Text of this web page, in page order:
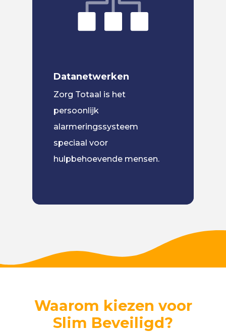
Datanetwerken
Zorg Totaal is het
persoonlijk
alarmeringssysteem
speciaal voor
hulpbehoevende mensen.
Waarom kiezen voor
Slim Beveiligd?
Over Ons
Contact